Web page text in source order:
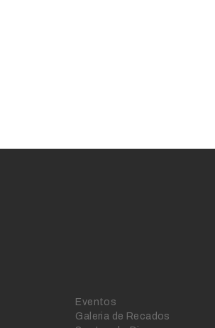
Eventos
Galeria de Recados